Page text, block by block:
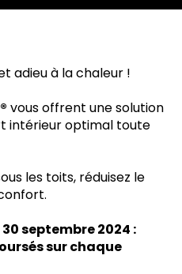
adieu à la chaleur !
® vous offrent une solution
intérieur optimal toute
les toits, réduisez le
septembre 2024 :
sur chaque